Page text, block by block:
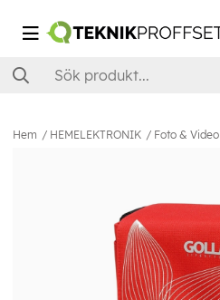
Hem HEMELEKTRONIK Foto & Video